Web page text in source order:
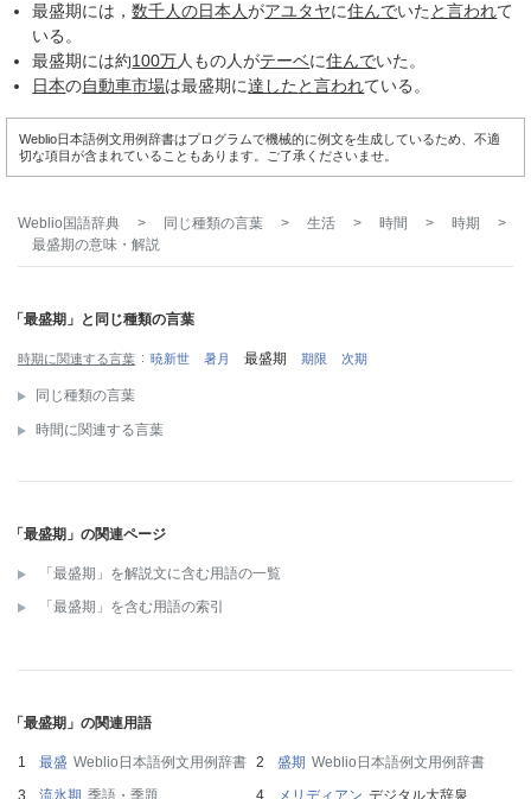
最盛期には，数千人の日本人がアユタヤに住んでいた と言われて
いる。
最盛期には約100万人もの人がテーベに住んでいた。
日本の自動車市場は最盛期に達した と言われている。
Weblio日本語例文用例辞書はプログラムで機械的に例文を生成しているため、不適
切な項目が含まれていることもあります。ご了承くださいませ。
Weblio国語辞典 > 同じ種類の言葉 > 生活 > 時間 > 時期
>
最盛期の意味・解説
「最盛期」と同じ種類の言葉
時期に関連する言葉 暁新世 暑月 最盛期 期限 次期
同じ種類の言葉
時間に関連する言葉
「最盛期」の関連ページ
「最盛期」を解説文に含む用語の一覧
「最盛期」を含む用語の索引
「最盛期」の関連用語
最盛 Weblio日本語例文用例辞書 盛期 Weblio日本語例文用例辞書
流氷期 季語・季題 メリディアン デジタル大辞泉